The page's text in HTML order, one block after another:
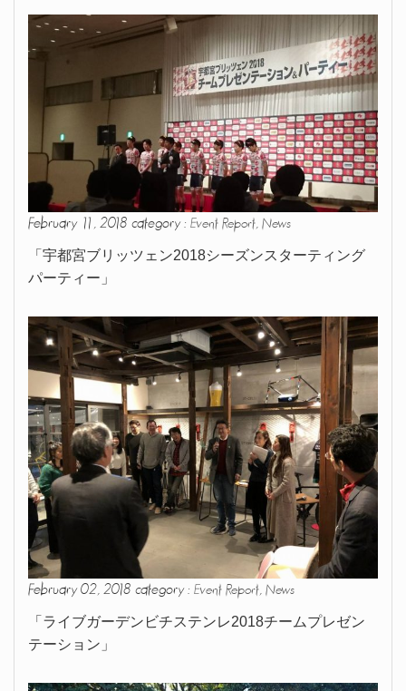
February 11, 2018 category : Event Report News
「宇都宮ブリッツェン2018シーズンスターティング
パーティー」
February 02, 2018 category : Event Report News
「ライブガーデンビチステンレ2018チームプレゼン
テーション」